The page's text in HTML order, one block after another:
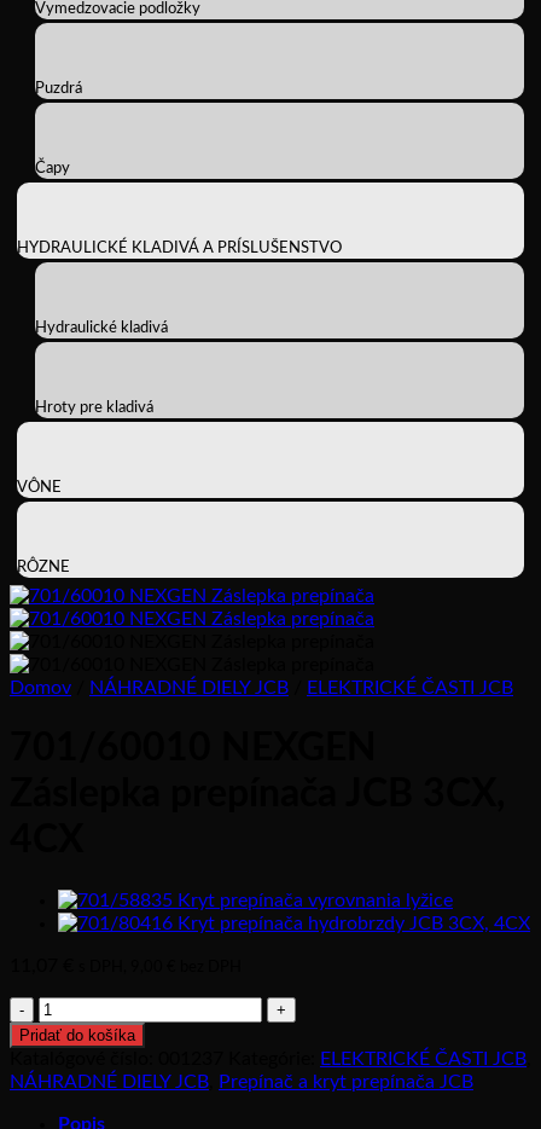
Vymedzovacie podložky
Puzdrá
Čapy
HYDRAULICKÉ KLADIVÁ A PRÍSLUŠENSTVO
Hydraulické kladivá
Hroty pre kladivá
VÔNE
RÔZNE
Domov NÁHRADNÉ DIELY JCB ELEKTRICKÉ ČASTI JCB
množstvo
701/60010
NEXGEN
Záslepka
JCB
Pridať do košíka
ELEKTRICKÉ ČASTI JCB
NÁHRADNÉ DIELY JCB
Prepínač a kryt prepínača JCB
Popis